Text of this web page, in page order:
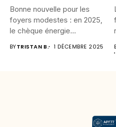
Bonne nouvelle pour les
foyers modestes : en 2025,
le chèque énergie...
BYTRISTAN B. 1 DÉCEMBRE 2025